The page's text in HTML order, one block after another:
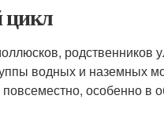
цикл
родственников
водных и наземных
особенно в